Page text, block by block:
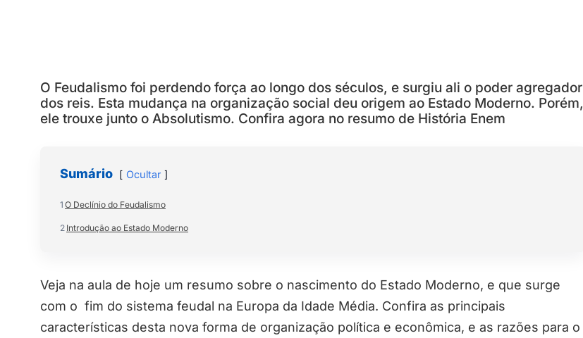
O Feudalismo foi perdendo força ao longo dos séculos, e surgiu ali o poder agregador
dos reis. Esta mudança na organização social deu origem ao Estado Moderno. Porém,
ele trouxe junto o Absolutismo. Confira agora no resumo de História Enem
Sumário Ocultar
1 O Declínio do Feudalismo
2 Introdução ao Estado Moderno
Veja na aula de hoje um resumo sobre o nascimento do Estado Moderno, e que surge
com o fim do sistema feudal na Europa da Idade Média. Confira as principais
características desta nova forma de organização política e econômica, e as razões para o